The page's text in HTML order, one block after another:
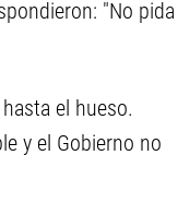
"No pida
el hueso.
y el Gobierno no